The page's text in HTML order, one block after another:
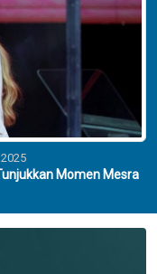
Momen Mesra